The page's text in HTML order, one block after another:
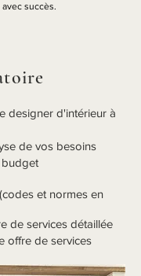
succès.
designer d'intérieur à
de vos besoins
budget
et normes en
de services détaillée
offre de services